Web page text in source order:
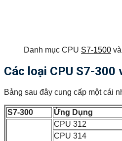
Danh mục CPU S7-1500
Các loại CPU S7-300
Bảng sau đây cung cấp một cái
S7-300
Ứng Dụng
CPU 312
CPU 314